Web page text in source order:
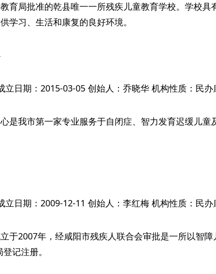
育局批准的乾县唯一一所残疾儿童教育学校。学校
学习、生活和康复的良好环境。
立日期：2015-03-05 创始人：乔晓华 机构性质：民办
是我市第一家专业服务于自闭症、智力发育迟缓儿
立日期：2009-12-11 创始人：李红梅 机构性质：民办
于2007年，经咸阳市残疾人联合会审批是一所以智
记注册。